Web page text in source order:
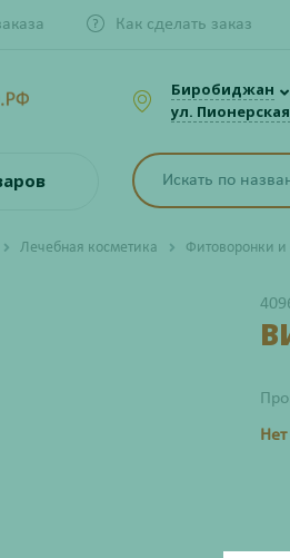
Как сделать заказ
Биробиджан
ул.
Лечебная косметика Фитоворонки и